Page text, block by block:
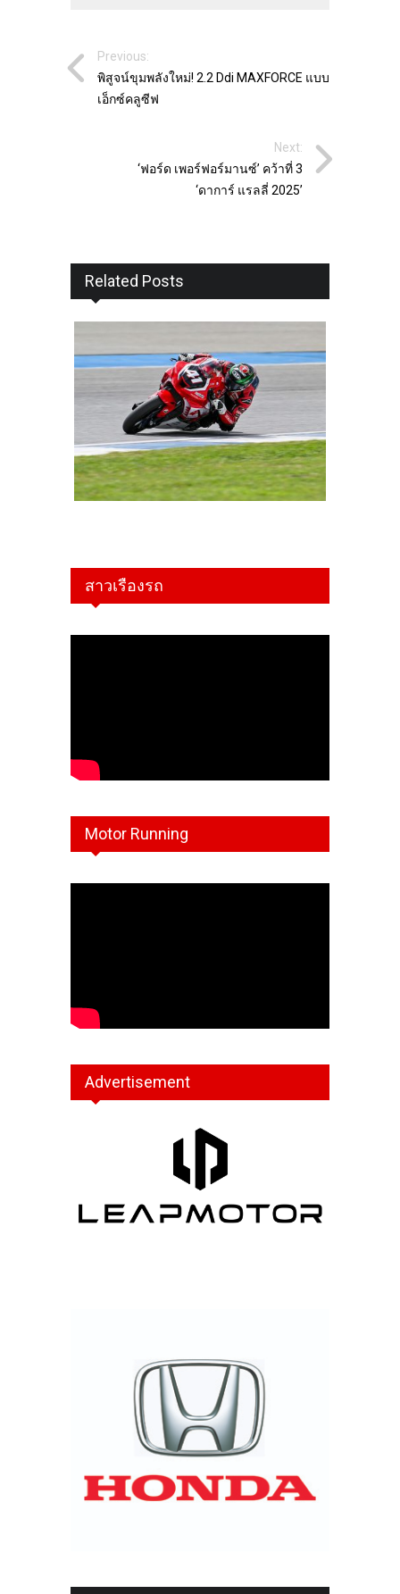
Previous:
พิสูจน์ขุมพลังใหม่! 2.2 Ddi MAXFORCE แบบ
เอ็กซ์คลูซีฟ
Next:
‘ฟอร์ด เพอร์ฟอร์มานซ์’ คว้าที่ 3
‘ดาการ์ แรลลี่ 2025’
Related Posts
สาวเรืองรถ
Motor Running
Advertisement